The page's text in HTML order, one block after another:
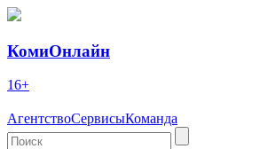
КомиОнлайн
16+
АгентствоСервисыКоманда